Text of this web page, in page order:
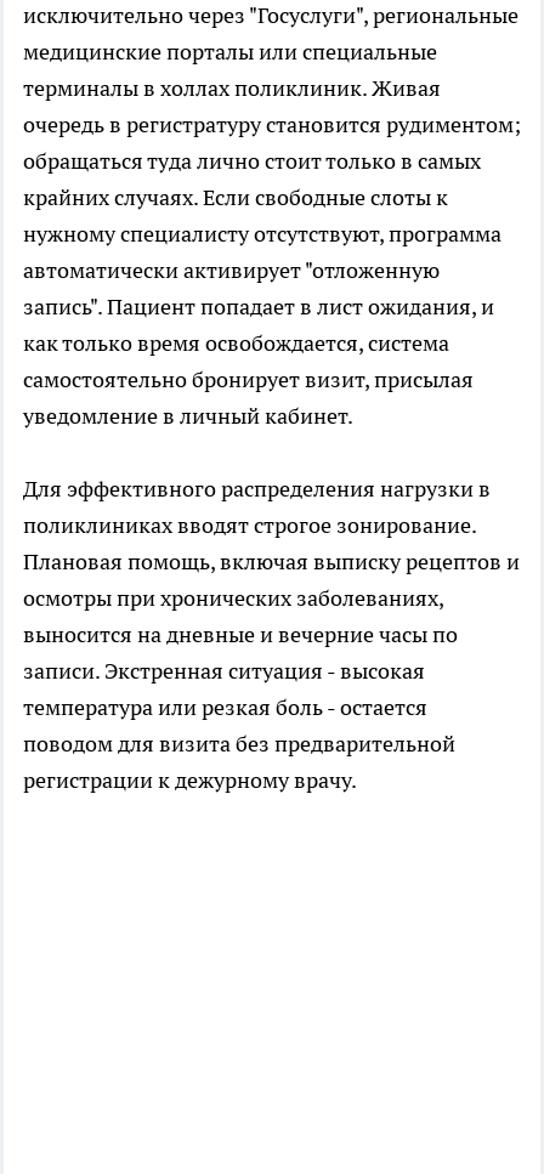
исключительно через "Госуслуги", региональные
медицинские порталы или специальные
терминалы в холлах поликлиник. Живая
очередь в регистратуру становится рудиментом;
обращаться туда лично стоит только в самых
крайних случаях. Если свободные слоты к
нужному специалисту отсутствуют, программа
автоматически активирует "отложенную
запись". Пациент попадает в лист ожидания, и
как только время освобождается, система
самостоятельно бронирует визит, присылая
уведомление в личный кабинет.
Для эффективного распределения нагрузки в
поликлиниках вводят строгое зонирование.
Плановая помощь, включая выписку рецептов и
осмотры при хронических заболеваниях,
выносится на дневные и вечерние часы по
записи. Экстренная ситуация - высокая
температура или резкая боль - остается
поводом для визита без предварительной
регистрации к дежурному врачу.